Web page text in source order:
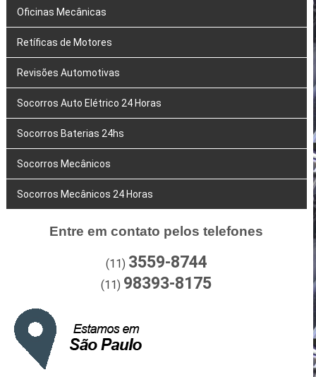
Oficinas Mecânicas
Retíficas de Motores
Revisões Automotivas
Socorros Auto Elétrico 24 Horas
Socorros Baterias 24hs
Socorros Mecânicos
Socorros Mecânicos 24 Horas
Entre em contato pelos telefones
(11) 3559-8744
(11) 98393-8175